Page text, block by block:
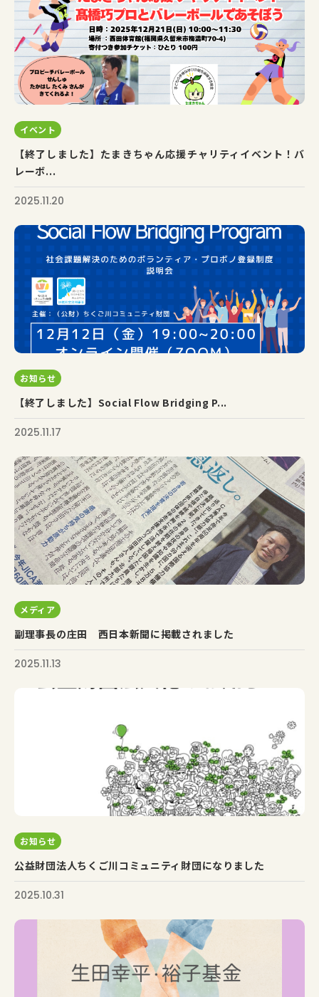
イベント
【終了しました】たまきちゃん応援チャリティイベント！バ
レーボ...
2025.11.20
お知らせ
【終了しました】Social Flow Bridging P...
2025.11.17
メディア
副理事長の庄田 西日本新聞に掲載されました
2025.11.13
お知らせ
公益財団法人ちくご川コミュニティ財団になりました
2025.10.31